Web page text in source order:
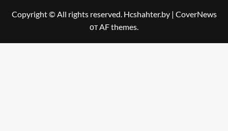
Copyright © All rights reserved. Hcshahter.by | CoverNews
от AF themes.